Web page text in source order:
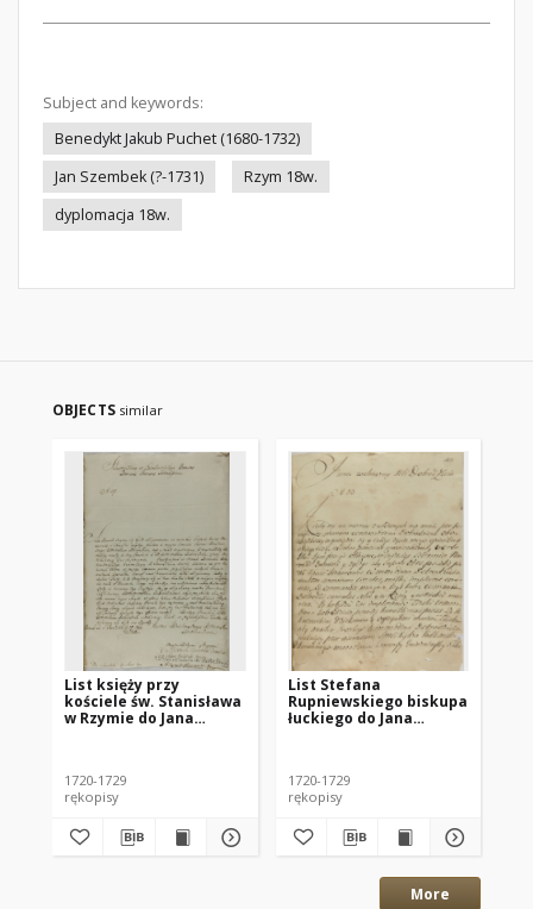
Subject and keywords:
Benedykt Jakub Puchet (1680-1732)
Jan Szembek (?-1731)
Rzym 18w.
dyplomacja 18w.
OBJECTS similar
List księży przy
kościele św. Stanisława
w Rzymie do Jana
1720-1729
rękopisy
List Stefana
Rupniewskiego biskupa
łuckiego do Jana
1720-1729
rękopisy
More